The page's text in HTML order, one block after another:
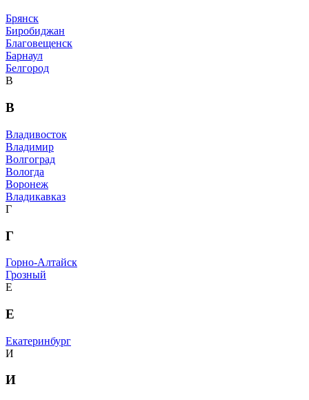
Брянск
Биробиджан
Благовещенск
Барнаул
Белгород
В
В
Владивосток
Владимир
Волгоград
Вологда
Воронеж
Владикавказ
Г
Г
Горно-Алтайск
Грозный
Е
Е
Екатеринбург
И
И